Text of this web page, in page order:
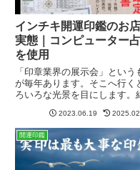
インチキ開運印鑑のお
実態｜コンピューター
を使用
「印章業界の展示会」という
が毎年あります。そこへ行く
ろいろな光景を目にします。
で、売れるかどうかが一番重
んですね。私のように本気で
印鑑を作っている人はほぼい
ん。出来もしない適当な鑑定
す。
2023.06.19
開運印鑑